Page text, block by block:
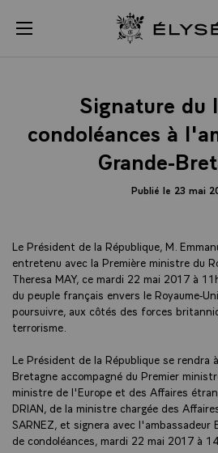
menu Retour
Signature du
condoléances à
Grande-
Publié le 23 mai
Le Président de la République, M.
entretenu avec la Première ministre du
Theresa MAY, ce mardi 22 mai 2017 à
du peuple français envers le Royaume-
poursuivre, aux côtés des forces
terrorisme.
Le Président de la République se rendra
Bretagne accompagné du Premier
ministre de l'Europe et des Affaires
DRIAN, de la ministre chargée des
SARNEZ, et signera avec l'ambassadeur
de condoléances, mardi 22 mai 2017 à
Panneau de gestion des cookies